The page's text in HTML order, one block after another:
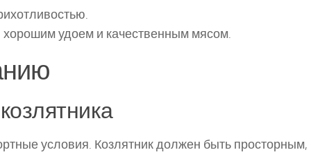
хорошим удоем и качественным мясом.
условия. Козлятник должен быть просторным,